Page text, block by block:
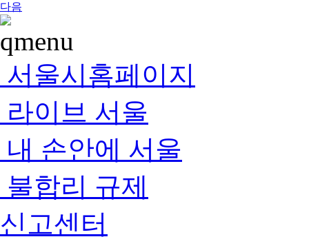
다음
서울시홈페이지
라이브 서울
내 손안에 서울
불합리 규제
신고센터